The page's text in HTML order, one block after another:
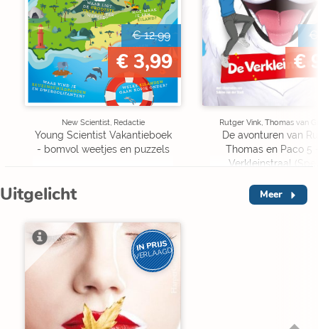
€ 12,99
€ 3,99
New Scientist, Redactie
Young Scientist Vakantieboek
- bomvol weetjes en puzzels
€
€
Rutger Vink, Thomas van
De avonturen van
Thomas en Paco 5
Verkleinstraal
Uitgelicht Meer
IN PRIJS
VERLAAGD